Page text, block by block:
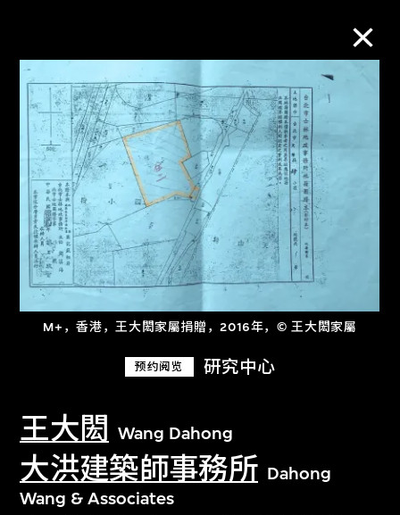
M+，香港，王大閎家屬捐贈，2016年，© 王大閎家屬
预约阅览 研究中心
王大閎 Wang Dahong
大洪建築師事務所 Dahong
Wang & Associates
M+藏品
进一步筛选
关于M+藏品
探索世界顶级的二十及二十一世纪视觉
文化藏品。